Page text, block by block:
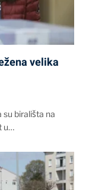
velika
su birališta na
u…